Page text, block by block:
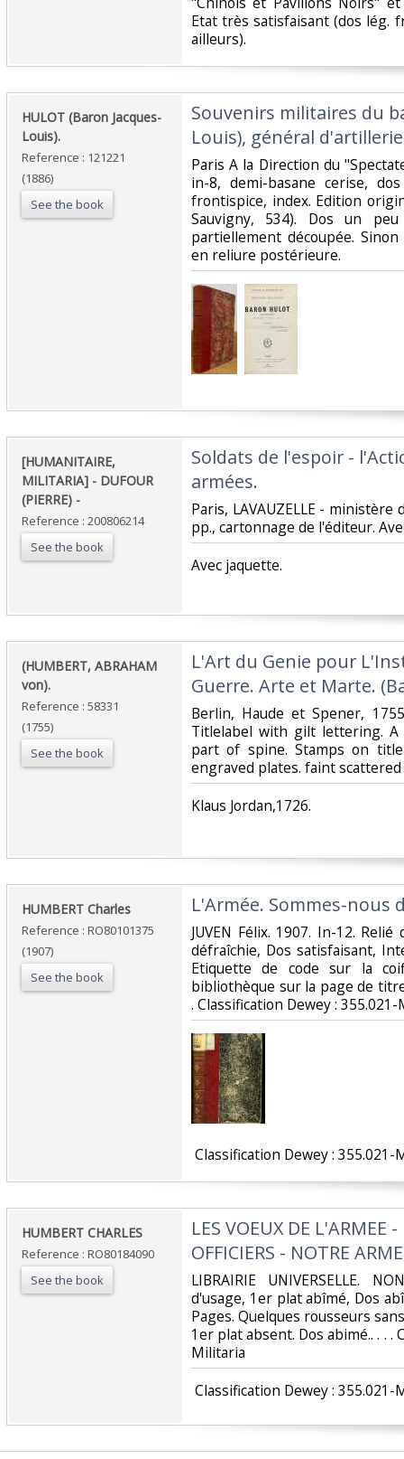
Etat très satisfaisant (dos lég.
ailleurs).‎
‎HULOT (Baron Jacques-
Louis).‎
Reference : 121221
(1886)
See the book
‎Souvenirs militaires du
Louis), général
‎Paris A la Direction du
in-8, demi-basane cerise,
frontispice, index. Edition
Sauvigny, 534). Dos un
partiellement découpée.
en reliure postérieure.‎
‎[HUMANITAIRE,
MILITARIA] - DUFOUR
(PIERRE) - ‎
Reference : 200806214
See the book
‎Soldats de l'espoir -
armées. ‎
‎Paris, LAVAUZELLE -
pp., cartonnage de l'éditeur.
‎Avec jaquette.‎
‎(HUMBERT, ABRAHAM
von).‎
Reference : 58331
(1755)
See the book
‎L'Art du Genie pour
Guerre. Arte et Marte.
‎Berlin, Haude et Spener,
Titlelabel with gilt lettering.
part of spine. Stamps on
engraved plates. faint
‎Klaus Jordan,1726.‎
‎HUMBERT Charles‎
Reference : RO80101375
(1907)
See the book
‎L'Armée. Sommes-nous
‎JUVEN Félix. 1907. In-12.
défraîchie, Dos satisfaisant,
Etiquette de code sur la
bibliothèque sur la page de
. Classification Dewey :
Classification Dewey : 355.021-
‎HUMBERT CHARLES‎
Reference : RO80184090
See the book
‎LES VOEUX DE L'ARMEE
OFFICIERS - NOTRE
‎LIBRAIRIE UNIVERSELLE.
d'usage, 1er plat abîmé, Dos
Pages. Quelques rousseurs
1er plat absent. Dos abimé.. . . .
Militaria‎
Classification Dewey : 355.021-